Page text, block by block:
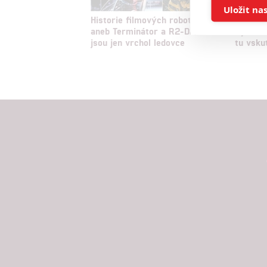
Historie filmových robotů
aneb Terminátor a R2-D2
jsou jen vrchol ledovce
tu
Uložit